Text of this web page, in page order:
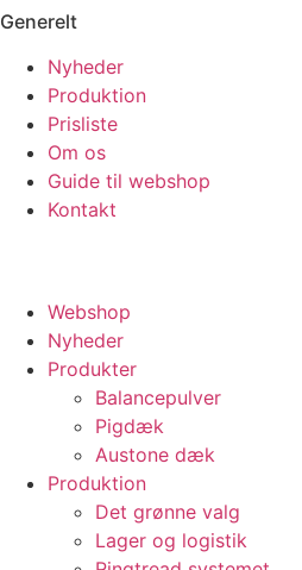
Generelt
Nyheder
Produktion
Prisliste
Om os
Guide til webshop
Kontakt
Webshop
Nyheder
Produkter
Balancepulver
Pigdæk
Austone dæk
Produktion
Det grønne valg
Lager og logistik